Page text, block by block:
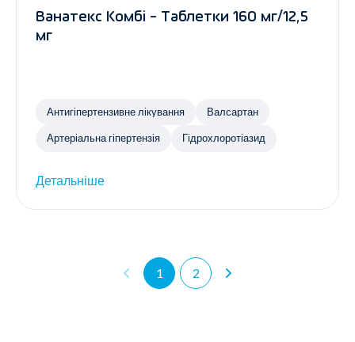
Ванатекс Комбі - Таблетки 160 мг/12,5
мг
Антигіпертензивне лікування Валсартан
Артеріальна гіпертензія Гідрохлоротіазид
Детальніше
1 2